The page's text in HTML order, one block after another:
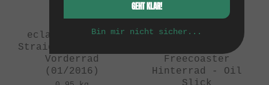
eclat "Bondi XL
Straight X Cortex"
Vorderrad
(01/2016)
Mankind Bike Co.
Freecoaster
Hinterrad - Oil
GEHT KLAR!
Bin mir nicht sicher...